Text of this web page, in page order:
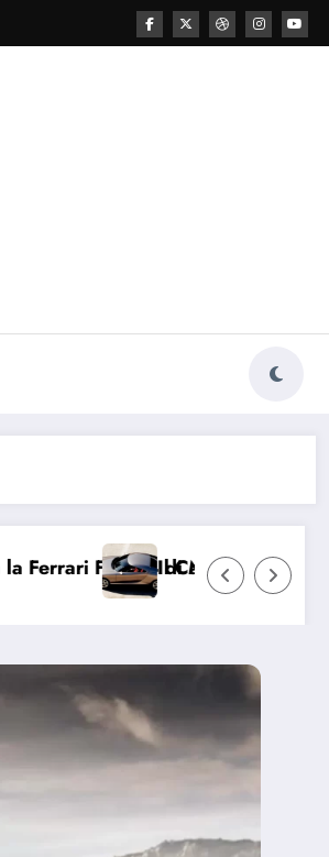
Schumacher
Perduto: L’Alfa Romeo